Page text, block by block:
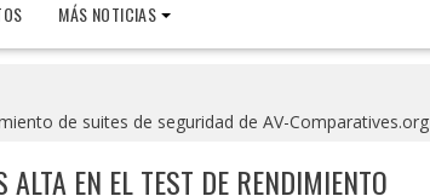
MÁS NOTICIAS
de suites de seguridad de AV-Comparatives.org
EN EL TEST DE RENDIMIENTO